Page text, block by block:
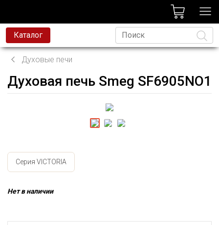
Каталог
Язык
Духовые печи
Духовая печь Smeg SF6905NO1
Серия VICTORIA
Нет в наличии